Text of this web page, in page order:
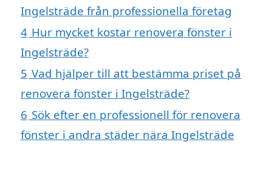
Ingelsträde från professionella företag
4 Hur mycket kostar renovera fönster i
Ingelsträde?
5 Vad hjälper till att bestämma priset på
renovera fönster i Ingelsträde?
6 Sök efter en professionell för renovera
fönster i andra städer nära Ingelsträde